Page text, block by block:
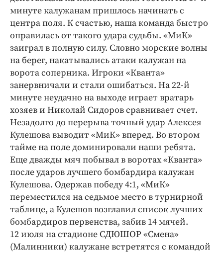
Происшествия
Спорт
Экономика и бизнес
ПРОЕКТЫ
Блоги
Медиаперсона
Интересное чтиво
Клиника года
Бренд года
Работодатель года
минуте калужанам пришлось начинать с
центра поля. К счастью, наша команда быстро
оправилась от такого удара судьбы. «МиК»
заиграл в полную силу. Словно морские волны
на берег, накатывались атаки калужан на
ворота соперника. Игроки «Кванта»
занервничали и стали ошибаться. На 22-й
минуте неудачно на выходе играет вратарь
хозяев и Николай Сидоров сравнивает счет.
Незадолго до перерыва точный удар Алексея
Кулешова выводит «МиК» вперед. Во втором
тайме на поле доминировали наши ребята.
Еще дважды мяч побывал в воротах «Кванта»
после ударов лучшего бомбардира калужан
Кулешова. Одержав победу 4:1, «МиК»
переместился на седьмое место в турнирной
таблице, а Кулешов возглавил список лучших
бомбардиров первенства, забив 14 мячей.
12 июля на стадионе СДЮШОР «Смена»
(Малинники) калужане встретятся с командой